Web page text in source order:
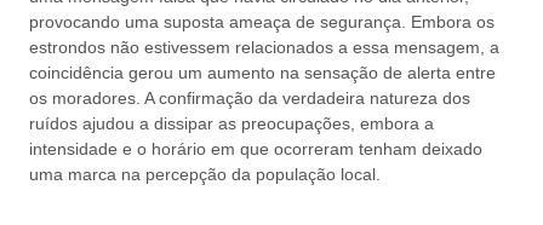
provocando uma suposta ameaça de segurança. Embora os
estrondos não estivessem relacionados a essa mensagem, a
coincidência gerou um aumento na sensação de alerta entre
os moradores. A confirmação da verdadeira natureza dos
ruídos ajudou a dissipar as preocupações, embora a
intensidade e o horário em que ocorreram tenham deixado
uma marca na percepção da população local.